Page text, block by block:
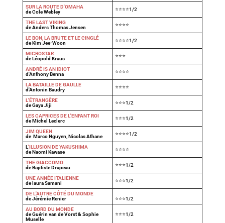
SUR LA ROUTE D'OMAHA
de Cole Webley
⭐⭐⭐⭐1/2
THE LAST VIKING
de Anders Thomas Jensen
⭐⭐⭐⭐
LE BON, LA BRUTE ET LE CINGLÉ
de Kim Jee-Woon
⭐⭐⭐⭐1/2
MICROSTAR
de Léopold Kraus
⭐⭐⭐
ANDRÉ IS AN IDIOT
d'Anthony Benna
⭐⭐⭐⭐
LA BATAILLE DE GAULLE
d'Antonin Baudry
⭐⭐⭐⭐
L'ÉTRANGÈRE
de Gaya Jiji
⭐⭐⭐1/2
LES CAPRICES DE L'ENFANT ROI
de Michel Leclerc
⭐⭐⭐1/2
JIM QUEEN
de Marco Nguyen, Nicolas Athane
⭐⭐⭐⭐1/2
L'ILLUSION DE YAKUSHIMA
de Naomi Kawase
⭐⭐⭐⭐
THE GIACCOMO
de Baptiste Drapeau
⭐⭐⭐1/2
UNE ANNÉE ITALIENNE
de laura Samani
⭐⭐⭐1/2
DE L'AUTRE CÔTÉ DU MONDE
de Jérémie Renier
⭐⭐⭐1/2
AU BORD DU MONDE
de Guérin van de Vorst & Sophie
Muselle
⭐⭐⭐1/2